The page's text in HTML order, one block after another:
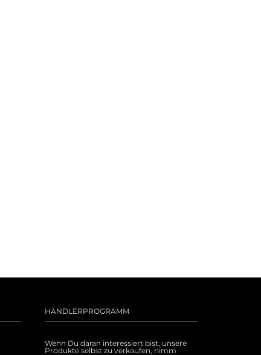
HÄNDLERPROGRAMM
Wenn Du daran interessiert bist, unsere
Produkte selbst zu verkaufen, nimm